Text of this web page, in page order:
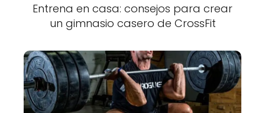
Entrena en casa: consejos para crear
un gimnasio casero de CrossFit